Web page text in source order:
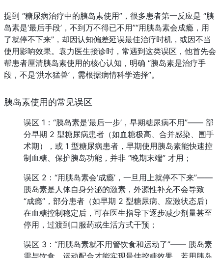
提到 “糖尿病治疗中的胰岛素使用”，很多患者第一反应是 “胰
岛素是‘最后手段’，不到万不得已不用”“用胰岛素会成瘾，用
了就停不下来”，却因认知偏差延误最佳治疗时机，或因不当
使用影响效果。袁力医生接诊时，常遇到这类误区，他首先会
帮患者厘清胰岛素使用的核心认知，明确 “胰岛素是治疗手
段，不是‘洪水猛兽’，需根据病情科学选择”。
胰岛素使用的常见误区
误区 1：“胰岛素是‘最后一步’，早期糖尿病不用”—— 部
分早期 2 型糖尿病患者（如血糖极高、合并感染、围手
术期），或 1 型糖尿病患者，早期使用胰岛素能快速控
制血糖、保护胰岛功能，并非 “晚期末端” 才用；
误区 2：“用胰岛素会‘成瘾’，一旦用上就停不下来”——
胰岛素是人体自身分泌的激素，外源性补充不会导致
“成瘾”，部分患者（如早期 2 型糖尿病、应激状态后）
在血糖控制稳定后，可在医生指导下逐步减少剂量甚至
停用，过渡到口服药或生活方式干预；
误区 3：“用胰岛素就不用管饮食和运动了”—— 胰岛素
需与饮食、运动配合才能实现最佳控糖效果，若用胰岛